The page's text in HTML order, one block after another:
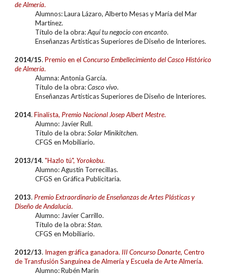
de Almería.
Alumnos: Laura Lázaro, Alberto Mesas y María del Mar
Martínez.
Título de la obra:Aquí tu negocio con encanto.
Enseñanzas Artísticas Superiores de Diseño de Interiores.
2014/15.Premio en el Concurso Embellecimiento del Casco Histórico
de Almería.
Alumna: Antonia García.
Título de la obra:Casco vivo.
Enseñanzas Artísticas Superiores de Diseño de Interiores.
2014.Finalista, Premio Nacional Josep Albert Mestre.
Alumno: Javier Rull.
Título de la obra:Solar Minikitchen.
CFGS en Mobiliario.
2013/14."Hazlo tú", Yorokobu.
Alumno: Agustín Torrecillas.
CFGS en Gráfica Publicitaria.
2013. Premio Extraordinario de Enseñanzas de Artes Plásticas y
Diseño de Andalucía.
Alumno: Javier Carrillo.
Título de la obra:Stan.
CFGS en Mobiliario.
2012/13. Imagen gráfica ganadora. III Concurso Donarte, Centro
de Transfusión Sanguínea de Almería y Escuela de Arte Almería.
Alumno: Rubén Marín